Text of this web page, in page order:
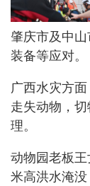
肇庆市及中
装备等应对。
广西水灾方
走失动物，
理。
动物园老板
米高洪水淹没